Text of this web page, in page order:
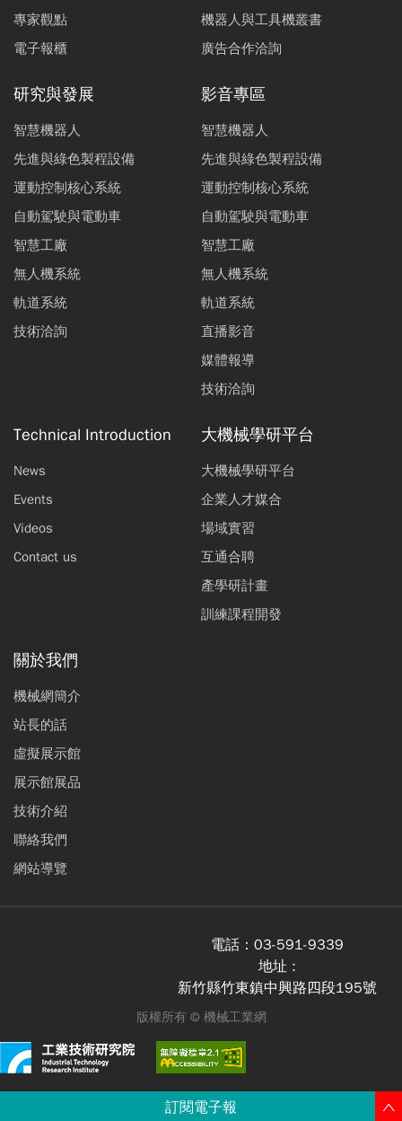
訂閱電子報
專家觀點
電子報櫃
機器人與工具機叢書
廣告合作洽詢
研究與發展
智慧機器人
先進與綠色製程設備
運動控制核心系統
自動駕駛與電動車
智慧工廠
無人機系統
軌道系統
技術洽詢
影音專區
智慧機器人
先進與綠色製程設備
運動控制核心系統
自動駕駛與電動車
智慧工廠
無人機系統
軌道系統
直播影音
媒體報導
技術洽詢
Technical Introduction
News
Events
Videos
Contact us
大機械學研平台
大機械學研平台
企業人才媒合
場域實習
互通合聘
產學研計畫
訓練課程開發
關於我們
機械網簡介
站長的話
虛擬展示館
展示館展品
技術介紹
聯絡我們
網站導覽
電話： 03-591-9339
地址 :
新竹縣竹東鎮中興路四段195號
版權所有 © 機械工業網